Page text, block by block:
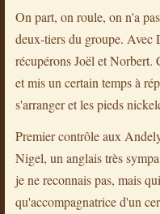
On part, on roule, on n'a
deux-tiers du groupe. Avec
récupérons Joël et Norbert.
et mis un certain temps à
s'arranger et les pieds
Premier contrôle aux
Nigel, un anglais très
je ne reconnais pas, mais
qu'accompagnatrice d'un